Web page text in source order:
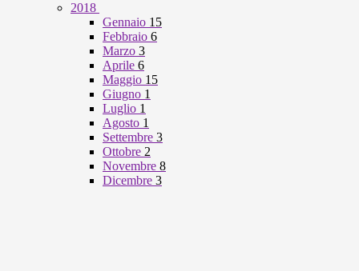
2018
Gennaio 15
Febbraio 6
Marzo 3
Aprile 6
Maggio 15
Giugno 1
Luglio 1
Agosto 1
Settembre 3
Ottobre 2
Novembre 8
Dicembre 3